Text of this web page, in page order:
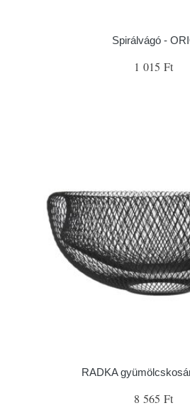
Spirálvágó -
1 015 Ft
RADKA
8 565 Ft